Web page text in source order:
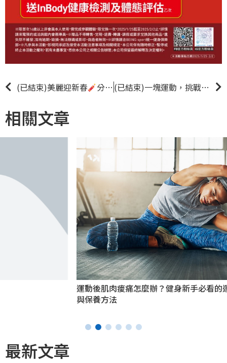
(已結束)美麗迎新春 分享官方粉絲團限時動態及貼文，贈好運紅包袋、新會員加贈好禮二選一(教練一對一功能課程、免費運動體驗一日) |新客優惠| (已結束)一塊運動，挑戰極限
相關文章
運動後肌肉痠痛怎麼辦？健身新手必看的運動後伸展、按摩
最新文章